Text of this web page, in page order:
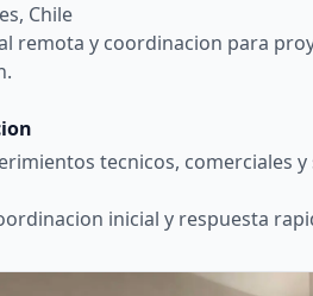
Chile
remota y coordinacion para
tecnicos, comerciales
inicial y respuesta